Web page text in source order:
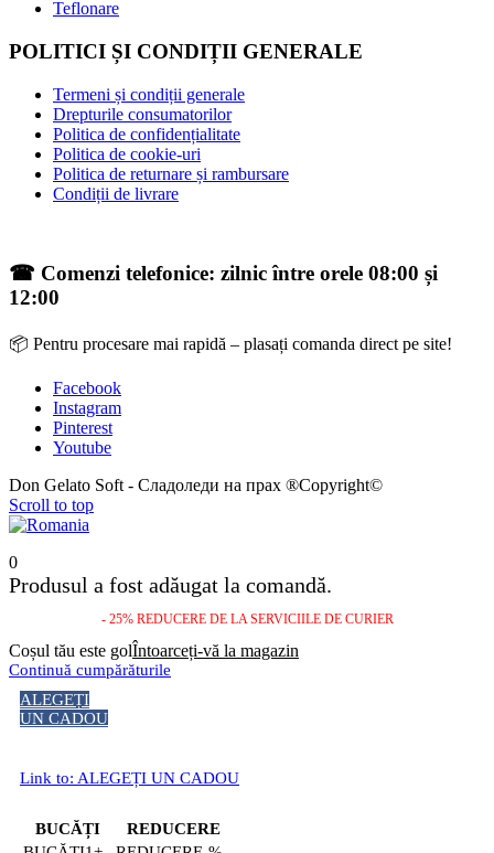
Teflonare
POLITICI ȘI CONDIȚII GENERALE
Termeni și condiții generale
Drepturile consumatorilor
Politica de confidențialitate
Politica de cookie-uri
Politica de returnare și rambursare
Condiții de livrare
☎ Comenzi telefonice: zilnic între orele 08:00 și
12:00
📦 Pentru procesare mai rapidă – plasați comanda direct pe site!
Facebook
Instagram
Pinterest
Youtube
Don Gelato Soft - Сладоледи на прах ®Copyright©
Scroll to top
0
Produsul a fost adăugat la comandă.
- 25% REDUCERE DE LA SERVICIILE DE CURIER
Coșul tău este golÎntoarceți-vă la magazin
Continuă cumpărăturile
ALEGEȚI
UN CADOU
Link to: ALEGEȚI UN CADOU
BUCĂȚI
REDUCERE